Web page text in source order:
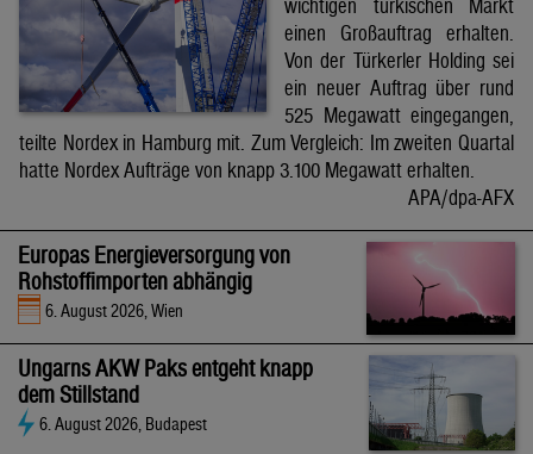
wichtigen türkischen Markt
einen Großauftrag erhalten.
Von der Türkerler Holding sei
ein neuer Auftrag über rund
525 Megawatt eingegangen,
teilte Nordex in Hamburg mit. Zum Vergleich: Im zweiten Quartal
hatte Nordex Aufträge von knapp 3.100 Megawatt erhalten.
APA/dpa-AFX
Europas Energieversorgung von
Rohstoffimporten abhängig
6. August 2026, Wien
Ungarns AKW Paks entgeht knapp
dem Stillstand
6. August 2026, Budapest